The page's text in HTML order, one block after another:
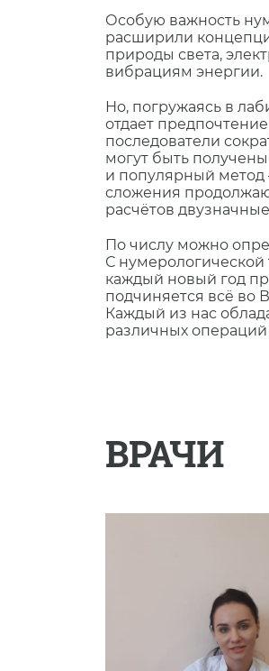
Особую важность
расширили
природы света,
вибрациям энергии.
Но, погружаясь в
отдает
последователи
могут быть
и популярный метод
сложения
расчëтов
По числу можно
С
каждый новый год
подчиняется всë во
Каждый из нас
различных
ВРАЧИ